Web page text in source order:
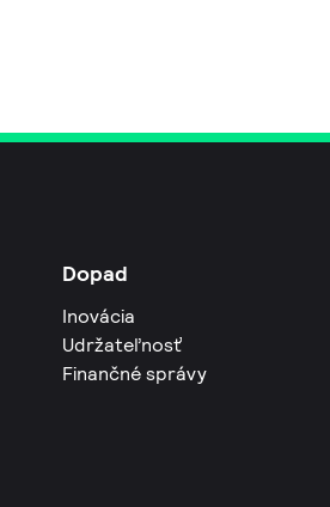
Dopad
Inovácia
Udržateľnosť
Finančné správy